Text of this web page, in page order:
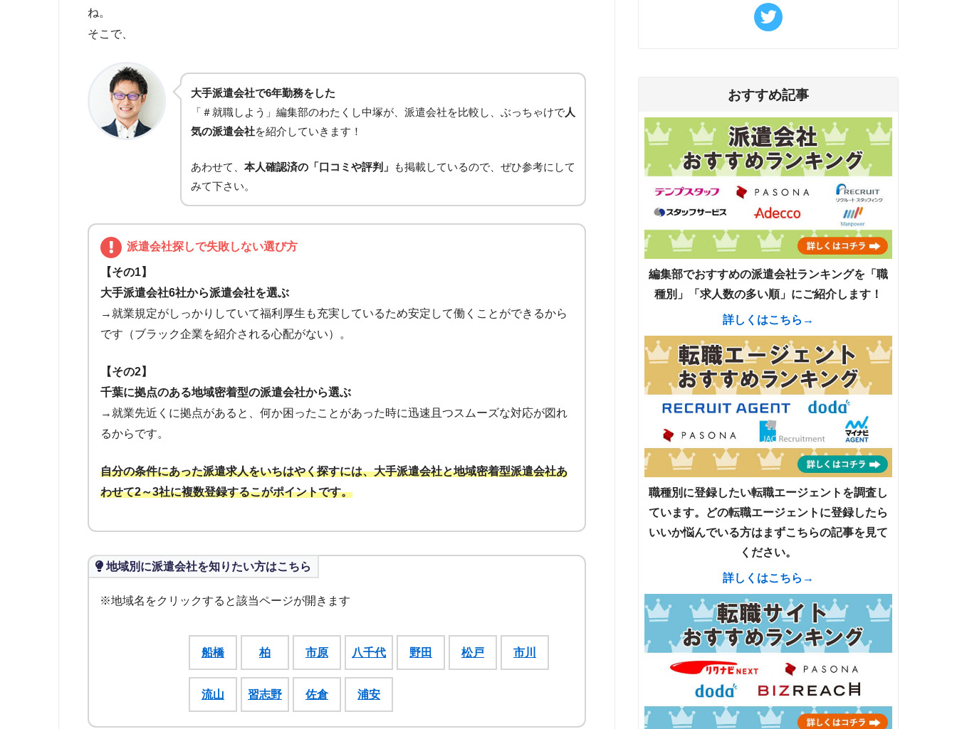
ね。
そこで、
大手派遣会社で6年勤務をした
「＃就職しよう」編集部のわたくし中塚が、派遣会社を比較し、ぶっちゃけで人
気の派遣会社を紹介していきます！
あわせて、 本人確認済の「口コミや評判」
も掲載しているので、ぜひ参考にして
みて下さい。
派遣会社探しで失敗しない選び方
【その1】
大手派遣会社6社から派遣会社を選ぶ
→就業規定がしっかりしていて福利厚生も充実しているため安定して働くことができるから
です（ブラック企業を紹介される心配がない）。
【その2】
千葉に拠点のある地域密着型の派遣会社から選ぶ
→就業先近くに拠点があると、何か困ったことがあった時に迅速且つスムーズな対応が図れ
るからです。
自分の条件にあった派遣求人をいちはやく探すには、大手派遣会社と地域密着型派遣会社あ
わせて2～3社に複数登録するこがポイントです。
地域別に派遣会社を知りたい方はこちら
※地域名をクリックすると該当ページが開きます
船橋 柏 市原 八千代 野田 松戸 市川
流山 習志野 佐倉 浦安
おすすめ記事
編集部でおすすめの派遣会社ランキングを「職
種別」「求人数の多い順」にご紹介します！
詳しくはこちら→
職種別に登録したい転職エージェントを調査し
ています。どの転職エージェントに登録したら
いいか悩んでいる方はまずこちらの記事を見て
ください。
詳しくはこちら→